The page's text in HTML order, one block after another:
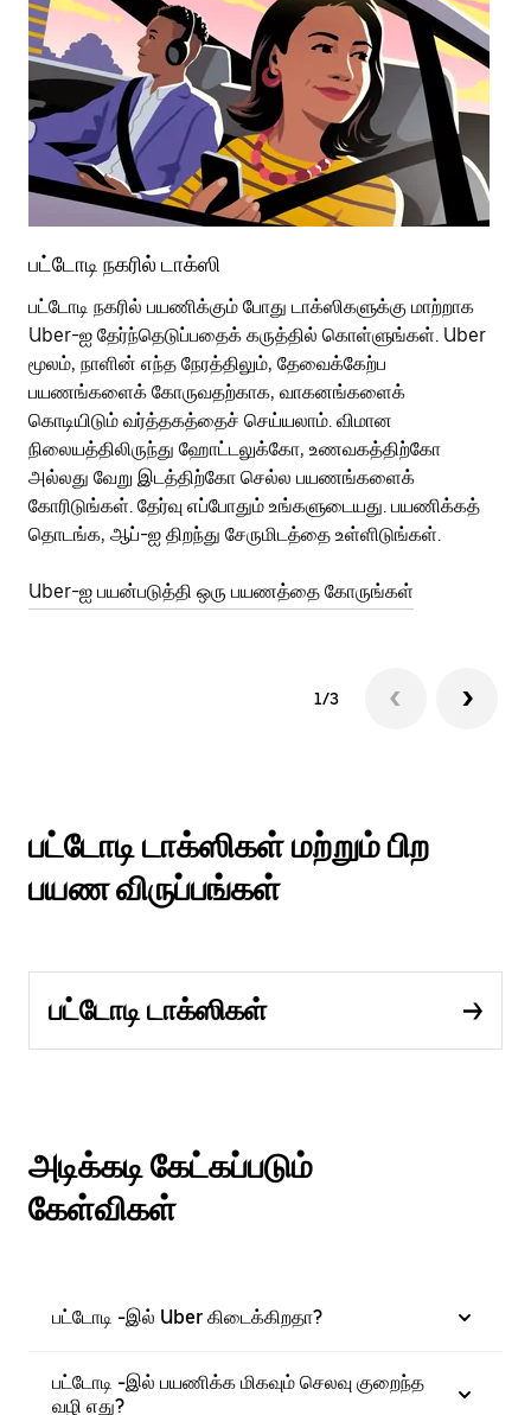
பட்டோடி நகரில் டாக்ஸி
பட்டோடி நகரில் பயணிக்கும் போது டாக்ஸிகளுக்கு மாற்றாக
Uber-ஐ தேர்ந்தெடுப்பதைக் கருத்தில் கொள்ளுங்கள். Uber
மூலம், நாளின் எந்த நேரத்திலும், தேவைக்கேற்ப
பயணங்களைக் கோருவதற்காக, வாகனங்களைக்
கொடியிடும் வர்த்தகத்தைச் செய்யலாம். விமான
நிலையத்திலிருந்து ஹோட்டலுக்கோ, உணவகத்திற்கோ
அல்லது வேறு இடத்திற்கோ செல்ல பயணங்களைக்
கோரிடுங்கள். தேர்வு எப்போதும் உங்களுடையது. பயணிக்கத்
தொடங்க, ஆப்-ஐ திறந்து சேருமிடத்தை உள்ளிடுங்கள்.
Uber-ஐ பயன்படுத்தி ஒரு பயணத்தை கோருங்கள்
1/3
பட்டோடி டாக்ஸிகள் மற்றும் பிற
பயண விருப்பங்கள்
பட்டோடி டாக்ஸிகள்
அடிக்கடி கேட்கப்படும்
கேள்விகள்
பட்டோடி -இல் Uber கிடைக்கிறதா?
பட்டோடி -இல் பயணிக்க மிகவும் செலவு குறைந்த
வழி எது?